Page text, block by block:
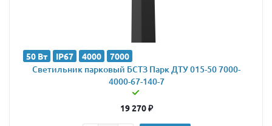
50 Вт IP67 4000 7000
Светильник парковый БСТЗ Парк ДТУ 015-50 7000-
4000-67-140-7
19 270₽